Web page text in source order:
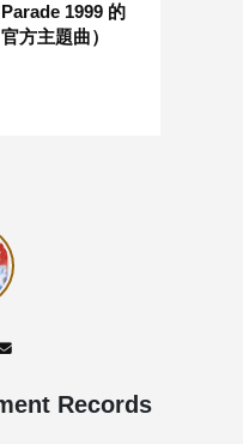
Parade 1999 的
官方主題曲）
Records